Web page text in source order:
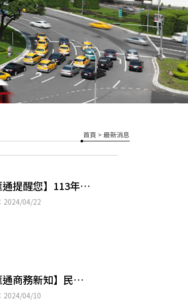
首頁 > 最新消息
通提醒您】113年使
稅繳納期限至4月
2024/04/22
通商務新知】民法
齡下修為18歲，
2024/04/10